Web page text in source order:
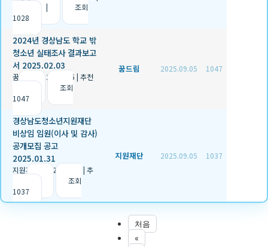
|
조회
1028
2024년 경상남도 학교 밖
청소년 실태조사 결과보고
서 2025.02.03
꿈드림 2025.09.05 | 추천
조회
1047
꿈드림 2025.09.05 1047
경상남도청소년지원재단
비상임 임원(이사 및 감사)
공개모집 공고
2025.01.31
지원재단 2025.09.05 | 추
|
조회
1037
지원재단 2025.09.05 1037
처음
«